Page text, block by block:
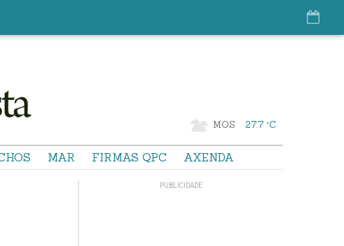
MOS 27.7 °C
MAR FIRMAS QPC AXENDA